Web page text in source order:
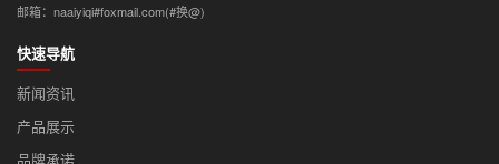
邮箱：naaiyiqi#foxmail.com(#换@)
快速导航
新闻资讯
产品展示
品牌承诺